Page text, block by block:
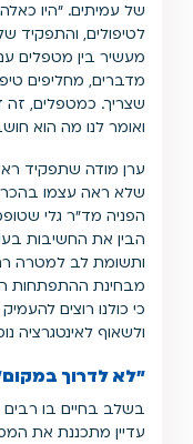
של עמיתים. "היו
לטיפולים, והתפקיד
מעשיר בין מטפלים
מדברים, מחליפים
שצריך. כמטפלים, זה
ואומר לנו מה הוא
ערן מודה שתפקיד
שלא ראה עצמו
הפניה מד"ר גלי
הבין את החשיבות
ותשומת לב למטרה
מבחינת ההתפתחות
כי כולנו רוצים
ולשאוף לאינטגרציה
"לא לדרוך
בשלב בחיים בו
עדיין מתכננת את